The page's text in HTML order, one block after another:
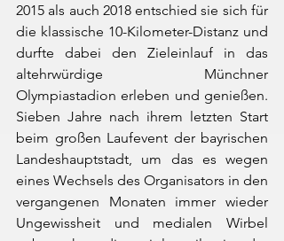
2015 als auch 2018 entschied sie sich für
die klassische 10-Kilometer-Distanz und
durfte dabei den Zieleinlauf in das
altehrwürdige Münchner
Olympiastadion erleben und genießen.
Sieben Jahre nach ihrem letzten Start
beim großen Laufevent der bayrischen
Landeshauptstadt, um das es wegen
eines Wechsels des Organisators in den
vergangenen Monaten immer wieder
Ungewissheit und medialen Wirbel